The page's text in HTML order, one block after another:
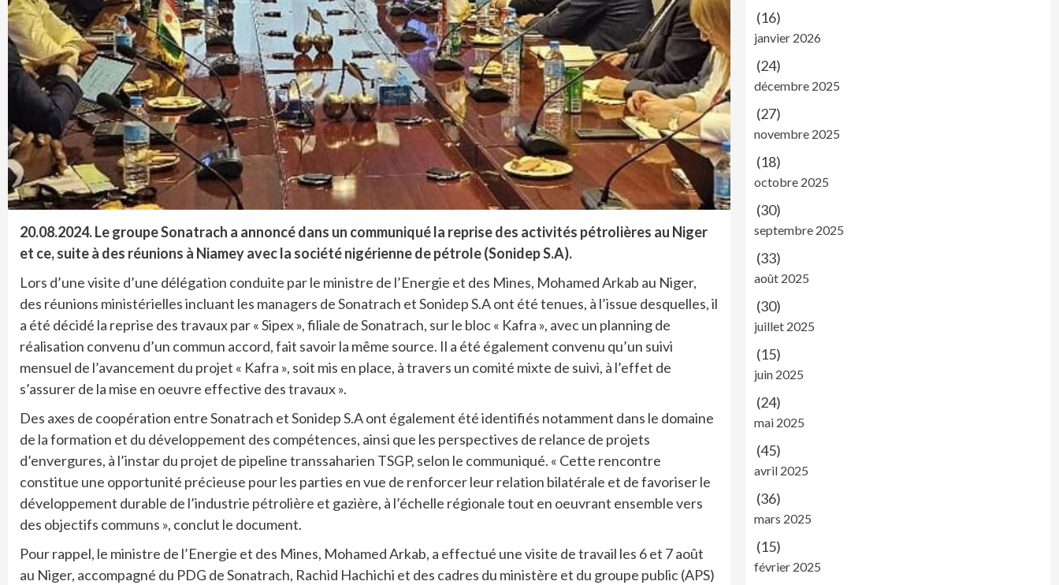
20.08.2024. Le groupe Sonatrach a annoncé dans un communiqué la reprise des activités pétrolières au Niger
et ce, suite à des réunions à Niamey avec la société nigérienne de pétrole (Sonidep S.A).
Lors d’une visite d’une délégation conduite par le ministre de l’Energie et des Mines, Mohamed Arkab au Niger,
des réunions ministérielles incluant les managers de Sonatrach et Sonidep S.A ont été tenues, à l’issue desquelles, il
a été décidé la reprise des travaux par « Sipex », filiale de Sonatrach, sur le bloc « Kafra », avec un planning de
réalisation convenu d’un commun accord, fait savoir la même source. Il a été également convenu qu’un suivi
mensuel de l’avancement du projet « Kafra », soit mis en place, à travers un comité mixte de suivi, à l’effet de
s’assurer de la mise en oeuvre effective des travaux ».
Des axes de coopération entre Sonatrach et Sonidep S.A ont également été identifiés notamment dans le domaine
de la formation et du développement des compétences, ainsi que les perspectives de relance de projets
d’envergures, à l’instar du projet de pipeline transsaharien TSGP, selon le communiqué. « Cette rencontre
constitue une opportunité précieuse pour les parties en vue de renforcer leur relation bilatérale et de favoriser le
développement durable de l’industrie pétrolière et gazière, à l’échelle régionale tout en oeuvrant ensemble vers
des objectifs communs », conclut le document.
Pour rappel, le ministre de l’Energie et des Mines, Mohamed Arkab, a effectué une visite de travail les 6 et 7 août
au Niger, accompagné du PDG de Sonatrach, Rachid Hachichi et des cadres du ministère et du groupe public (APS)
(16)
janvier 2026
(24)
décembre 2025
(27)
novembre 2025
(18)
octobre 2025
(30)
septembre 2025
(33)
août 2025
(30)
juillet 2025
(15)
juin 2025
(24)
mai 2025
(45)
avril 2025
(36)
mars 2025
(15)
février 2025